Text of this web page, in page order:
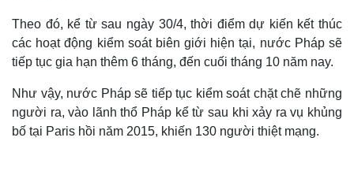
Theo đó, kể từ sau ngày 30/4, thời điểm dự kiến kết thúc
các hoạt động kiểm soát biên giới hiện tại, nước Pháp sẽ
tiếp tục gia hạn thêm 6 tháng, đến cuối tháng 10 năm nay.
Như vậy, nước Pháp sẽ tiếp tục kiểm soát chặt chẽ những
người ra, vào lãnh thổ Pháp kể từ sau khi xảy ra vụ khủng
bố tại Paris hồi năm 2015, khiến 130 người thiệt mạng.